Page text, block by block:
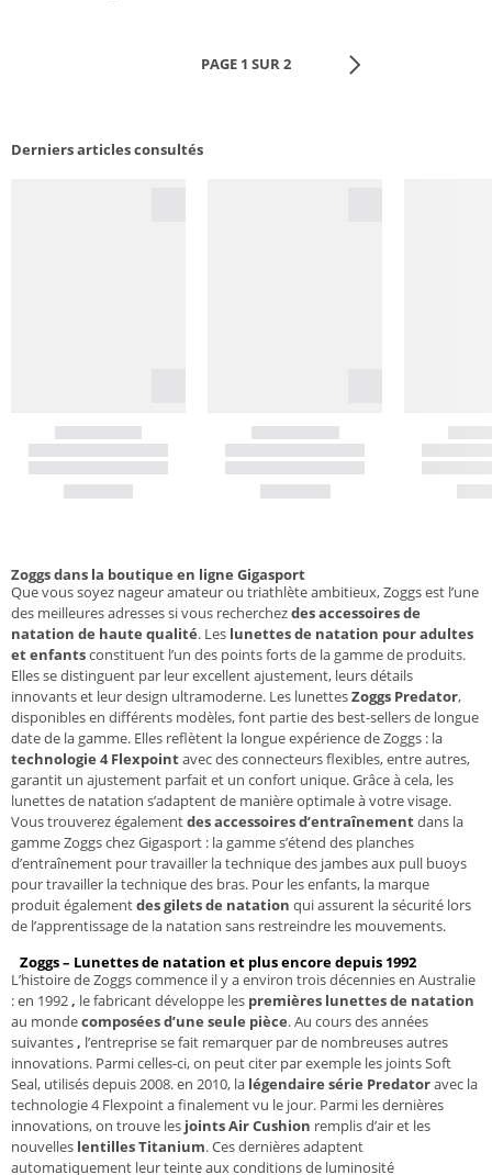
PAGE 1 SUR 2
Derniers articles consultés
Zoggs dans la boutique en ligne Gigasport
Que vous soyez nageur amateur ou triathlète ambitieux, Zoggs est l’une
des meilleures adresses si vous recherchezdes accessoires de
natation de haute qualité. Les lunettes de natation pour adultes
et enfantsconstituent l’un des points forts de la gamme de produits.
Elles se distinguent par leur excellent ajustement, leurs détails
innovants et leur design ultramoderne. Les lunettesZoggs Predator,
disponibles en différents modèles, font partie des best-sellers de longue
date de la gamme. Elles reflètent la longue expérience de Zoggs : la
technologie 4 Flexpointavec des connecteurs flexibles, entre autres,
garantit un ajustement parfait et un confort unique. Grâce à cela, les
lunettes de natation s’adaptent de manière optimale à votre visage.
Vous trouverez égalementdes accessoires d’entraînementdans la
gamme Zoggs chez Gigasport : la gamme s’étend des planches
d’entraînement pour travailler la technique des jambes aux pull buoys
pour travailler la technique des bras. Pour les enfants, la marque
produit égalementdes gilets de natation qui assurent la sécurité lors
de l’apprentissage de la natation sans restreindre les mouvements.
Zoggs – Lunettes de natation et plus encore depuis 1992
L’histoire de Zoggs commence il y a environ trois décennies en Australie
: en 1992, le fabricant développe les premières lunettes de natation
au mondecomposées d’une seule pièce. Au cours des années
suivantes, l’entreprise se fait remarquer par de nombreuses autres
innovations. Parmi celles-ci, on peut citer par exemple les joints Soft
Seal, utilisés depuis 2008. en 2010, la légendaire série Predatoravec la
technologie 4 Flexpoint a finalement vu le jour. Parmi les dernières
innovations, on trouve les joints Air Cushion remplis d’air et les
nouvelles lentilles Titanium. Ces dernières adaptent
automatiquement leur teinte aux conditions de luminosité